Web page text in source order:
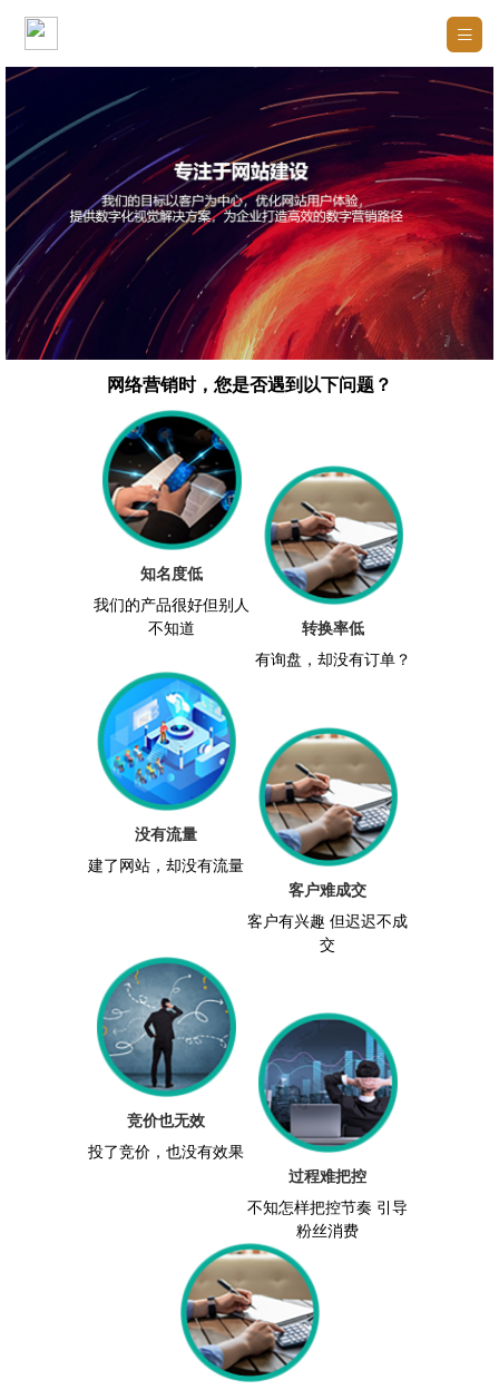

网络营销时，您是否遇到以下问题？
知名度低
我们的产品很好但别人
不知道
转换率低
有询盘，却没有订单？
没有流量
建了网站，却没有流量
客户难成交
客户有兴趣 但迟迟不成
交
竞价也无效
投了竞价，也没有效果
过程难把控
不知怎样把控节奏 引导
粉丝消费